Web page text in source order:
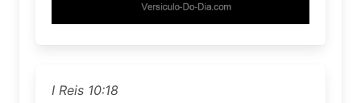
I Reis 10:18